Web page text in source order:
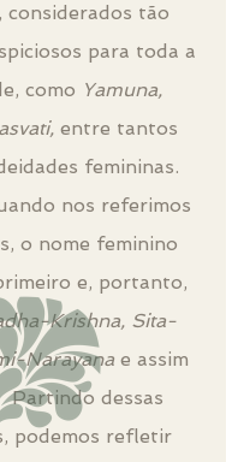
considerados tão
para toda a
como Yamuna,
entre tantos
femininas.
nos referimos
o nome feminino
e, portanto,
Krishna, Sita-
Narayana e assim
Partindo dessas
podemos refletir